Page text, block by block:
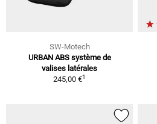
SW-Motech
URBAN ABS système de
valises latérales
245,00 €1